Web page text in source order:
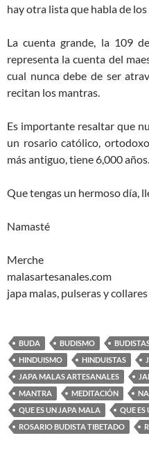
hay otra lista que habla de
La cuenta grande, la 109
representa la cuenta del
cual nunca debe de ser
recitan los mantras.
Es importante resaltar que
un rosario católico,
más antiguo, tiene 6,000 años.
Que tengas un hermoso día,
Namasté
Merche
malasartesanales.com
japa malas, pulseras y
BUDA BUDISMO
HINDUISMO
HINDUISTAS
JAPA MALAS ARTESANALES
MANTRA
MEDITACIÓN
QUE ES UN JAPA MALA
QUE
ROSARIO BUDISTA TIBETADO